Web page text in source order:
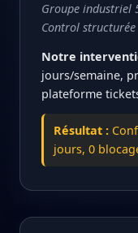
Groupe industriel
Control structurée
Notre
jours/semaine,
plateforme
Résultat :
jours, 0